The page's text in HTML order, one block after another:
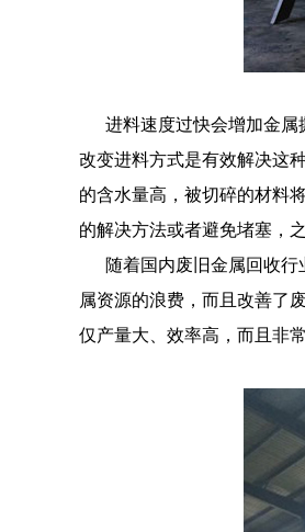
进料速度过快会增加金属
改变进料方式是有效解决这
的含水量高，被切碎的材料
的解决方法或者避免堵塞，
随着国内废旧金属回收行
属资源的浪费，而且改善了
仅产量大、效率高，而且非